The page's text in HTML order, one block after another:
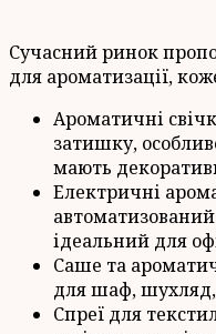
Сучасний ринок
для ароматизації,
Ароматичні
затишку,
мають
Електричні
ідеальний для
Саше та
для шаф, шухляд,
Спреї для